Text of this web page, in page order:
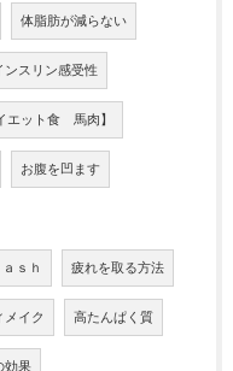
体脂肪が減らない
ンスリン感受性
エット食 馬肉】
お腹を凹ます
ｓｈ 疲れを取る方法
イク 高たんぱく質
効果